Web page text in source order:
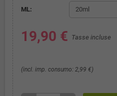
ML:
19,90 € Tasse incluse
(incl. imp. consumo: 2,99 €)